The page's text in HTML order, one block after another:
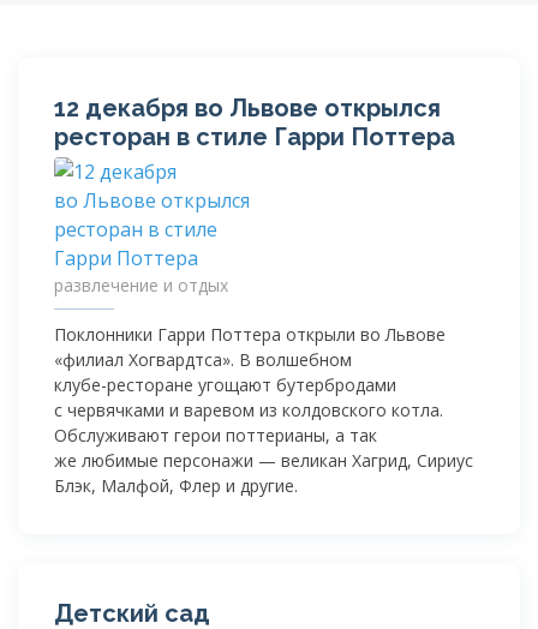
12 декабря во Львове открылся
ресторан в стиле Гарри Поттера
развлечение и отдых
Поклонники Гарри Поттера открыли во Львове
«филиал Хогвардтса». В волшебном
клубе-ресторане угощают бутербродами
с червячками и варевом из колдовского котла.
Обслуживают герои поттерианы, а так
же любимые персонажи — великан Хагрид, Сириус
Блэк, Малфой, Флер и другие.
Детский сад